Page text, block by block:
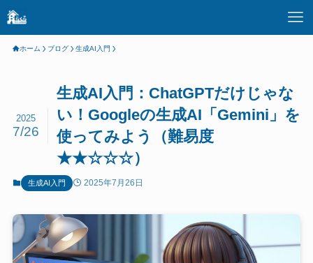
ホーム ブログ 生成AI入門
生成AI入門：ChatGPTだけじゃな
い！Googleの生成AI「Gemini」を
使ってみよう（難易度
★★☆☆☆）
2025
7/26
生成AI入門 2025年7月26日